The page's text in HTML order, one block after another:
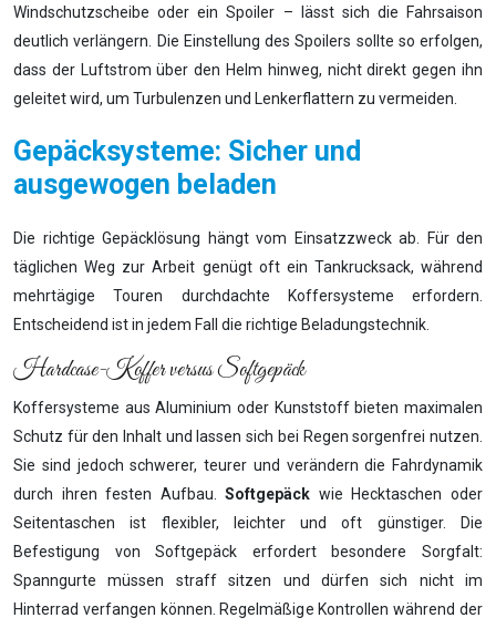
Windschutzscheibe oder ein Spoiler – lässt sich die Fahrsaison
deutlich verlängern. Die Einstellung des Spoilers sollte so erfolgen,
dass der Luftstrom über den Helm hinweg, nicht direkt gegen ihn
geleitet wird, um Turbulenzen und Lenkerflattern zu vermeiden.
Gepäcksysteme: Sicher und
ausgewogen beladen
Die richtige Gepäcklösung hängt vom Einsatzzweck ab. Für den
täglichen Weg zur Arbeit genügt oft ein Tankrucksack, während
mehrtägige Touren durchdachte Koffersysteme erfordern.
Entscheidend ist in jedem Fall die richtige Beladungstechnik.
Hardcase-Koffer versus Softgepäck
Koffersysteme aus Aluminium oder Kunststoff bieten maximalen
Schutz für den Inhalt und lassen sich bei Regen sorgenfrei nutzen.
Sie sind jedoch schwerer, teurer und verändern die Fahrdynamik
durch ihren festen Aufbau.Softgepäck wie Hecktaschen oder
Seitentaschen ist flexibler, leichter und oft günstiger. Die
Befestigung von Softgepäck erfordert besondere Sorgfalt:
Spanngurte müssen straff sitzen und dürfen sich nicht im
Hinterrad verfangen können. Regelmäßige Kontrollen während der